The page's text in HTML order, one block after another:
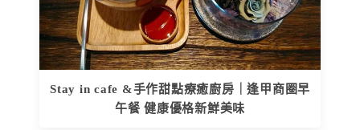
Stay in cafe &手作甜點療癒廚房｜逢甲商圈早
午餐 健康優格新鮮美味